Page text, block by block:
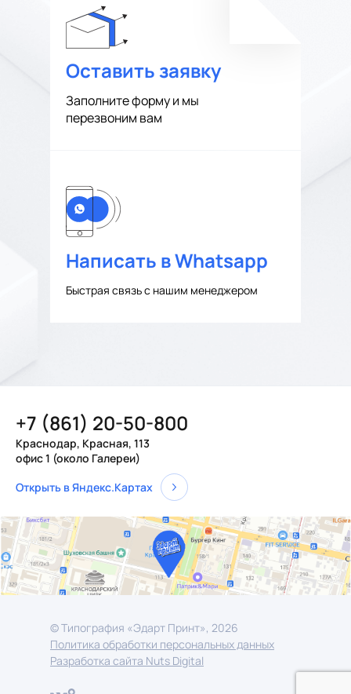
Оставить заявку
Заполните форму и мы
перезвоним вам
Написать в Whatsapp
Быстрая связь с нашим менеджером
+7 (861) 20-50-800
Краснодар, Красная, 113
офис 1 (около Галереи)
Открыть в Яндекс.Картах
© Типография «Эдарт Принт», 2026
Политика обработки персональных данных
Разработка сайта Nuts Digital